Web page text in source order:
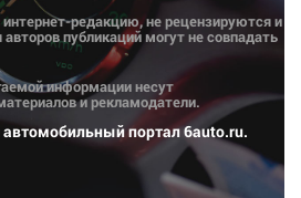
редакцию, не рецензируются и
публикаций могут не совпадать
информации несут
и рекламодатели.
портал 6auto.ru.